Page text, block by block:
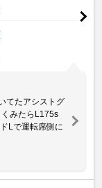
てたアシストグ
みたらL175s
Lで運転席側に